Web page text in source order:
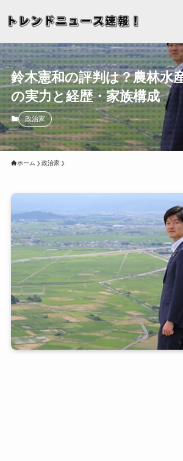
鈴木憲和の評判は？農林水
の実力と経歴・家族構成
政治家
ホーム 政治家